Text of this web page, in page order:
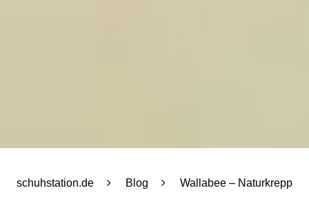
schuhstation.de Blog
Wallabee – Naturkrepp